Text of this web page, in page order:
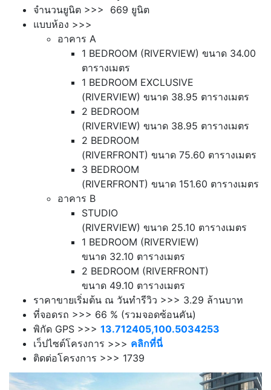
จำนวนยูนิต >>> 669 ยูนิต
แบบห้อง >>>
อาคาร A
1 BEDROOM (RIVERVIEW) ขนาด 34.00
ตารางเมตร
1 BEDROOM EXCLUSIVE
(RIVERVIEW) ขนาด 38.95 ตารางเมตร
2 BEDROOM
(RIVERVIEW) ขนาด 38.95 ตารางเมตร
2 BEDROOM
(RIVERFRONT) ขนาด 75.60 ตารางเมตร
3 BEDROOM
(RIVERFRONT) ขนาด 151.60 ตารางเมตร
อาคาร B
STUDIO
(RIVERVIEW) ขนาด 25.10 ตารางเมตร
1 BEDROOM (RIVERVIEW)
ขนาด 32.10 ตารางเมตร
2 BEDROOM (RIVERFRONT)
ขนาด 49.10 ตารางเมตร
ราคาขายเริ่มต้น ณ วันทำรีวิว >>> 3.29 ล้านบาท
ที่จอดรถ >>> 66 % (รวมจอดซ้อนคัน)
พิกัด GPS >>> 13.712405,100.5034253
เว็ปไซต์โครงการ >>> คลิกที่นี่
ติดต่อโครงการ >>> 1739